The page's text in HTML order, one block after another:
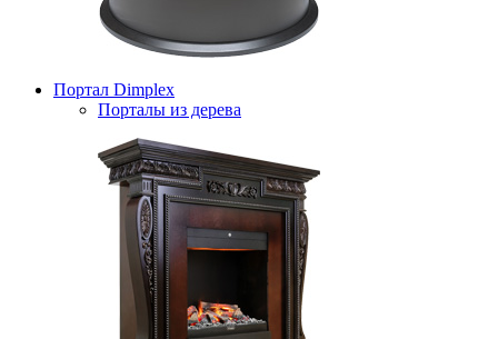
Портал Dimplex
Порталы из дерева